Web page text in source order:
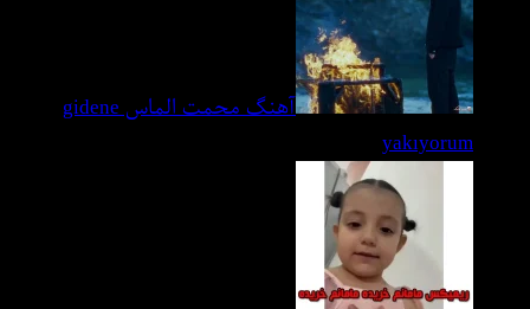
آهنگ محمت الماس gidene
yakıyorum